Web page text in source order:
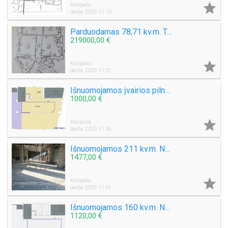
Klaipėda
Įkelta: 2025 11 10

Parduodamas 78,71 kv.m. Trijų kambarių Butas miesto centre Gegužės g. Klaipėda
219000,00 €
Klaipėda
Įkelta: 2025 11 07

Išnuomojamos įvairios pilnai paruoštos patalpos centre Naujoji Uosto g. Klaipėda
1000,00 €
Klaipėda
Įkelta: 2025 11 04

Išnuomojamos 211 kv.m. Naujoji Uosto g. Pirmame aukšte
1477,00 €
Klaipėda
Įkelta: 2025 11 01

Išnuomojamos 160 kv.m. Naujoji Uosto g. Pirmame aukšte
1120,00 €